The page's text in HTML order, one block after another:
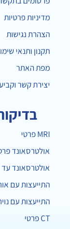
מדיניות פרטיות
הצהרת נגישות
תקנון ותנאי
מפת האתר
יצירת קשר
MRI פרטי
אולטרסאונד
אולטרסאונד
התייעצות עם
התייעצות עם
CT פרטי